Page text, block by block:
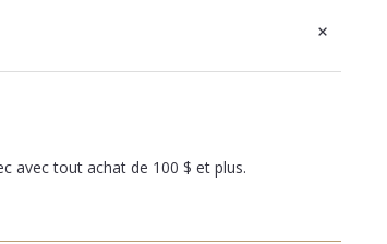
+
avec tout achat de 100 $ et plus.